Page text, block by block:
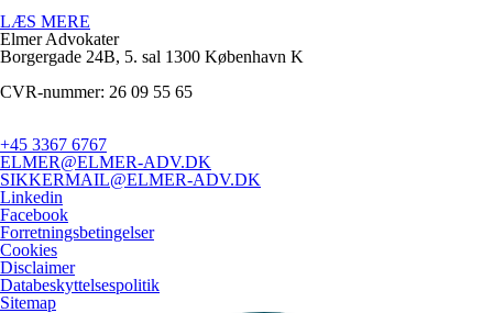
LÆS MERE
Elmer Advokater
Borgergade 24B, 5. sal 1300 København K
CVR-nummer: 26 09 55 65
+45 3367 6767
ELMER@ELMER-ADV.DK
SIKKERMAIL@ELMER-ADV.DK
Linkedin
Facebook
Forretningsbetingelser
Cookies
Disclaimer
Databeskyttelsespolitik
Sitemap